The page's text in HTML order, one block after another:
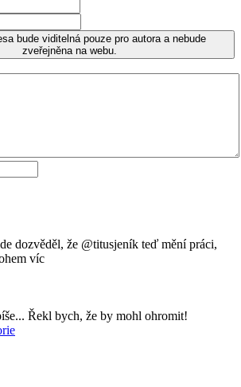
dozvěděl, že @titusjeník teď mění práci,
víc
Řekl bych, že by mohl ohromit!